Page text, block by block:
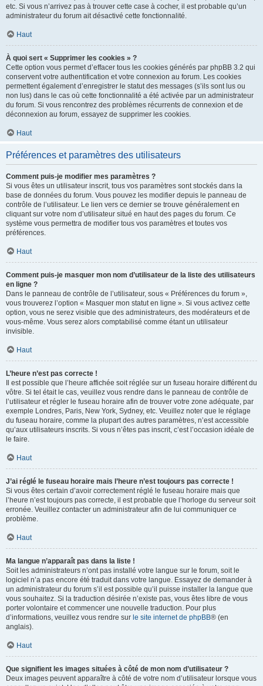
etc. Si vous n’arrivez pas à trouver cette case à cocher, il est probable qu’un
administrateur du forum ait désactivé cette fonctionnalité.
Haut
À quoi sert « Supprimer les cookies » ?
Cette option vous permet d’effacer tous les cookies générés par phpBB 3.2 qui
conservent votre authentification et votre connexion au forum. Les cookies
permettent également d’enregistrer le statut des messages (s’ils sont lus ou
non lus) dans le cas où cette fonctionnalité a été activée par un administrateur
du forum. Si vous rencontrez des problèmes récurrents de connexion et de
déconnexion au forum, essayez de supprimer les cookies.
Haut
Préférences et paramètres des utilisateurs
Comment puis-je modifier mes paramètres ?
Si vous êtes un utilisateur inscrit, tous vos paramètres sont stockés dans la
base de données du forum. Vous pouvez les modifier depuis le panneau de
contrôle de l’utilisateur. Le lien vers ce dernier se trouve généralement en
cliquant sur votre nom d’utilisateur situé en haut des pages du forum. Ce
système vous permettra de modifier tous vos paramètres et toutes vos
préférences.
Haut
Comment puis-je masquer mon nom d’utilisateur de la liste des utilisateurs
en ligne ?
Dans le panneau de contrôle de l’utilisateur, sous « Préférences du forum »,
vous trouverez l’option « Masquer mon statut en ligne ». Si vous activez cette
option, vous ne serez visible que des administrateurs, des modérateurs et de
vous-même. Vous serez alors comptabilisé comme étant un utilisateur
invisible.
Haut
L’heure n’est pas correcte !
Il est possible que l’heure affichée soit réglée sur un fuseau horaire différent du
vôtre. Si tel était le cas, veuillez vous rendre dans le panneau de contrôle de
l’utilisateur et régler le fuseau horaire afin de trouver votre zone adéquate, par
exemple Londres, Paris, New York, Sydney, etc. Veuillez noter que le réglage
du fuseau horaire, comme la plupart des autres paramètres, n’est accessible
qu’aux utilisateurs inscrits. Si vous n’êtes pas inscrit, c’est l’occasion idéale de
le faire.
Haut
J’ai réglé le fuseau horaire mais l’heure n’est toujours pas correcte !
Si vous êtes certain d’avoir correctement réglé le fuseau horaire mais que
l’heure n’est toujours pas correcte, il est probable que l’horloge du serveur soit
erronée. Veuillez contacter un administrateur afin de lui communiquer ce
problème.
Haut
Ma langue n’apparaît pas dans la liste !
Soit les administrateurs n’ont pas installé votre langue sur le forum, soit le
logiciel n’a pas encore été traduit dans votre langue. Essayez de demander à
un administrateur du forum s’il est possible qu’il puisse installer la langue que
vous souhaitez. Si la traduction désirée n’existe pas, vous êtes libre de vous
porter volontaire et commencer une nouvelle traduction. Pour plus
d’informations, veuillez vous rendre sur le site internet de phpBB® (en
anglais).
Haut
Que signifient les images situées à côté de mon nom d’utilisateur ?
Deux images peuvent apparaître à côté de votre nom d’utilisateur lorsque vous